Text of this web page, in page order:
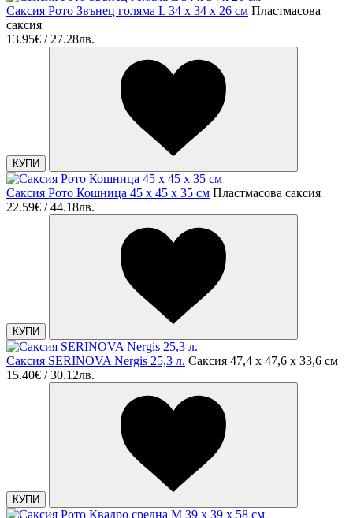
Саксия Рото Звънец голяма L 34 x 34 x 26 см Пластмасова
саксия
13.95€ / 27.28лв.
КУПИ
Саксия Рото Кошница 45 x 45 x 35 см Пластмасова саксия
22.59€ / 44.18лв.
КУПИ
Саксия SERINOVA Nergis 25,3 л. Саксия 47,4 x 47,6 x 33,6 cм
15.40€ / 30.12лв.
КУПИ